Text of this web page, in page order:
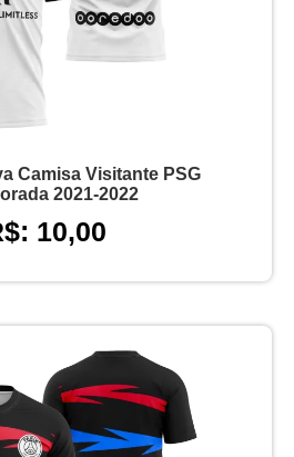
Camisa Visitante PSG
2021-2022
10,00